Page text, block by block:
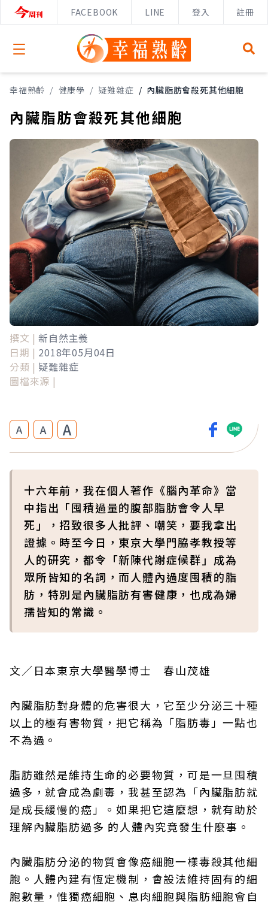
FACEBOOK LINE 登入 註冊
Open menu
幸福熟齡 / 健康學 / 疑難雜症 / 內臟脂肪會殺死其他細胞
內臟脂肪會殺死其他細胞
撰文 | 新自然主義
日期 | 2018年05月04日
分類 | 疑難雜症
圖檔來源 |
A A A
十六年前，我在個人著作《腦內革命》當
中指出「囤積過量的腹部脂肪會令人早
死」，招致很多人批評、嘲笑，要我拿出
證據。時至今日，東京大學門脇孝教授等
人的研究，都令「新陳代謝症候群」成為
眾所皆知的名詞，而人體內過度囤積的脂
肪，特別是內臟脂肪有害健康，也成為婦
孺皆知的常識。
文／日本東京大學醫學博士 春山茂雄
內臟脂肪對身體的危害很大，它至少分泌三十種
以上的極有害物質，把它稱為「脂肪毒」一點也
不為過。
脂肪雖然是維持生命的必要物質，可是一旦囤積
過多，就會成為劇毒，我甚至認為「內臟脂肪就
是成長緩慢的癌」。如果把它這麼想，就有助於
理解內臟脂肪過多 的人體內究竟發生什麼事。
內臟脂肪分泌的物質會像癌細胞一樣毒殺其他細
胞。人體內建有恆定機制，會設法維持固有的細
胞數量，惟獨癌細胞、息肉細胞與脂肪細胞會自